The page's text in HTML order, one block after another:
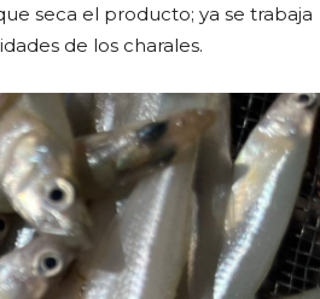
seca el producto; ya se trabaja
de los charales.